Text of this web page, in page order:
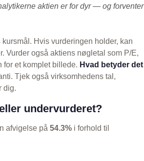
aktien er for dyr — og forventer
Hvis vurderingen holder, kan
Vurder også aktiens nøgletal som P/E,
et komplet billede. Hvad betyder det
Tjek også virksomhedens tal,
dig.
undervurderet?
afvigelse på 54.3% i forhold til